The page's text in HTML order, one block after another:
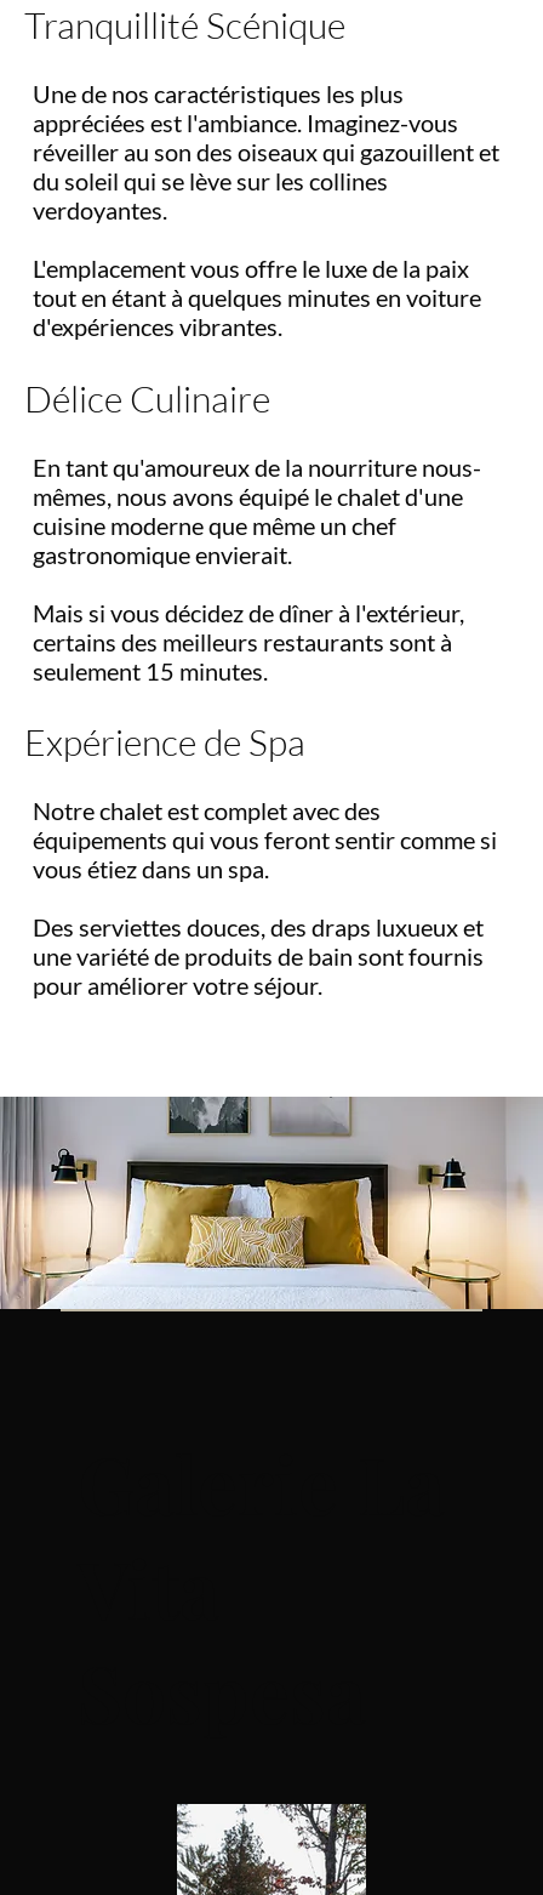
Une de nos caractéristiques les plus
appréciées est l'ambiance. Imaginez-vous
réveiller au son des oiseaux qui gazouillent et
du soleil qui se lève sur les collines
verdoyantes.
L'emplacement vous offre le luxe de la paix
tout en étant à quelques minutes en voiture
d'expériences vibrantes.
Tranquillité Scénique
En tant qu'amoureux de la nourriture nous-
mêmes, nous avons équipé le chalet d'une
cuisine moderne que même un chef
gastronomique envierait.
Mais si vous décidez de dîner à l'extérieur,
certains des meilleurs restaurants sont à
seulement 15 minutes.
Délice Culinaire
Notre chalet est complet avec des
équipements qui vous feront sentir comme si
vous étiez dans un spa.
Des serviettes douces, des draps luxueux et
une variété de produits de bain sont fournis
pour améliorer votre séjour.
Expérience de Spa